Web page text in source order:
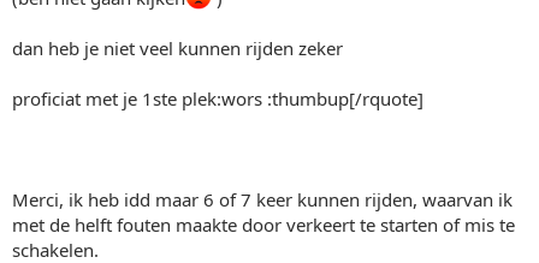
dan heb je niet veel kunnen rijden zeker
proficiat met je 1ste plek:wors :thumbup[/rquote]
Merci, ik heb idd maar 6 of 7 keer kunnen rijden, waarvan ik
met de helft fouten maakte door verkeert te starten of mis te
schakelen.